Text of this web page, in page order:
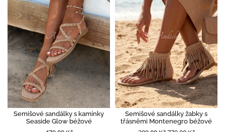
Semišové sandálky s kamínky
Seaside Glow béžové
Semišové sandálky žabky s
třásněmi Montenegro béžové